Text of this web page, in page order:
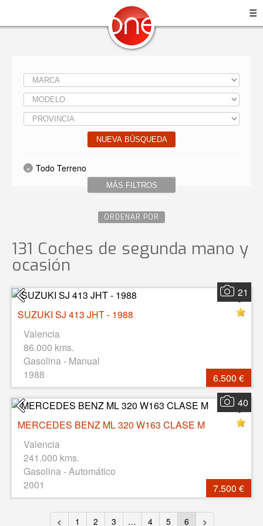
☰
NUEVA BÚSQUEDA
MÁS FILTROS
Todo Terreno
ORDENAR POR
131 Coches de segunda mano y
ocasión
21
SUZUKI SJ 413 JHT - 1988
Valencia
86.000 kms.
Gasolina - Manual
1988
6.500 €
40
MERCEDES BENZ ML 320 W163 CLASE M
Valencia
241.000 kms.
Gasolina - Automático
2001
7.500 €
< 1 2 3 … 4 5 6 >